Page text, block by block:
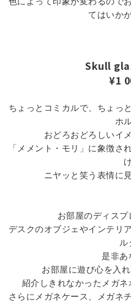
てはいか
Skull
¥1
ちょっとコミカルで、ちょっ
ホ
おどろおどろしいイ
「メメント・モリ」に象徴さ
ニヤッと笑う表情に
お部屋のディス
デスクのオブジェやインテリ
ル
是非
お部屋に遊び心を入
紹介しきれなかったメガネ
さらにメガネケース、メガネ